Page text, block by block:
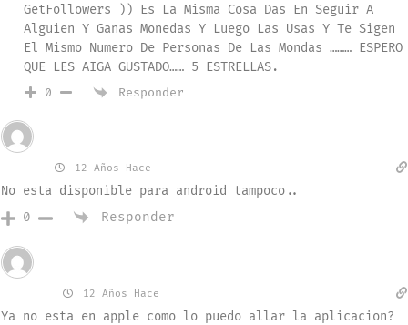
GetFollowers )) Es La Misma Cosa Das En Seguir A
Alguien Y Ganas Monedas Y Luego Las Usas Y Te Sigen
El Mismo Numero De Personas De Las Mondas ……… ESPERO
QUE LES AIGA GUSTADO…… 5 ESTRELLAS.
0 Responder
12 Años Hace
No esta disponible para android tampoco..
0
Responder
12 Años Hace
Ya no esta en apple como lo puedo allar la aplicacion?